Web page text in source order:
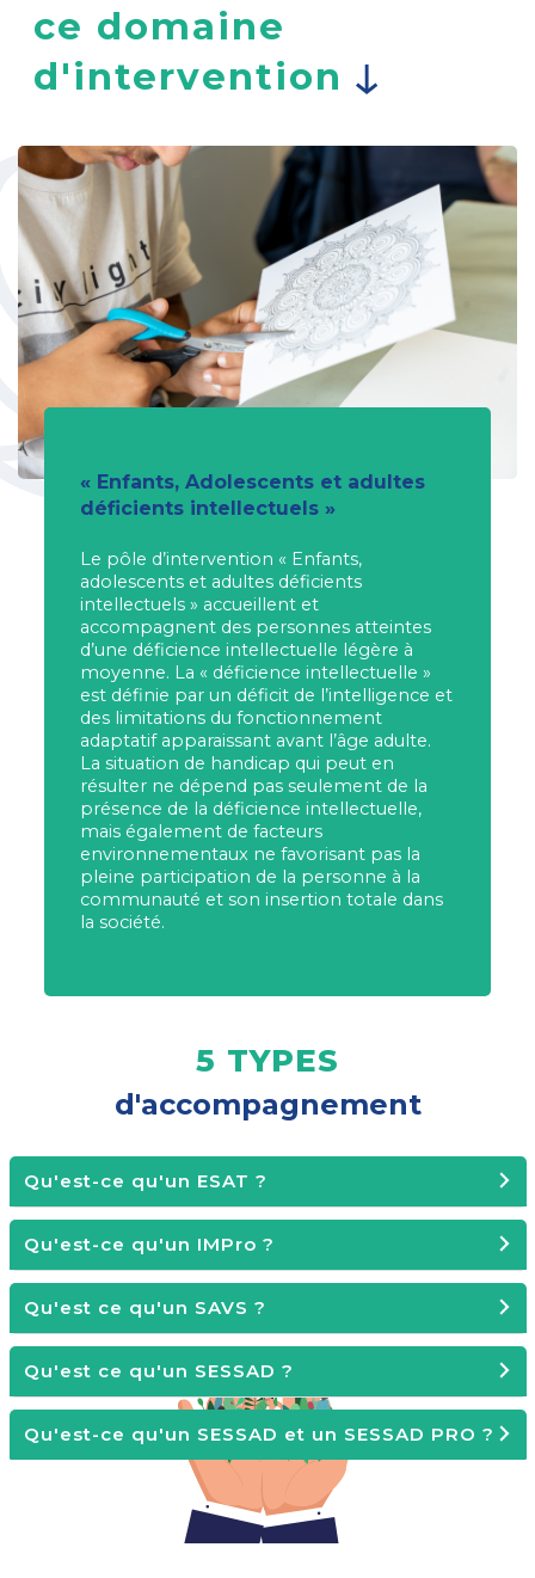
ce domaine
d'intervention
« Enfants, Adolescents et adultes
déficients intellectuels »
Le pôle d’intervention « Enfants,
adolescents et adultes déficients
intellectuels » accueillent et
accompagnent des personnes atteintes
d’une déficience intellectuelle légère à
moyenne. La « déficience intellectuelle »
est définie par un déficit de l’intelligence et
des limitations du fonctionnement
adaptatif apparaissant avant l’âge adulte.
La situation de handicap qui peut en
résulter ne dépend pas seulement de la
présence de la déficience intellectuelle,
mais également de facteurs
environnementaux ne favorisant pas la
pleine participation de la personne à la
communauté et son insertion totale dans
la société.
5 TYPES
d'accompagnement
Qu'est-ce qu'un ESAT ?
Qu'est-ce qu'un IMPro ?
Qu'est ce qu'un SAVS ?
Qu'est ce qu'un SESSAD ?
Qu'est-ce qu'un SESSAD et un SESSAD PRO ?